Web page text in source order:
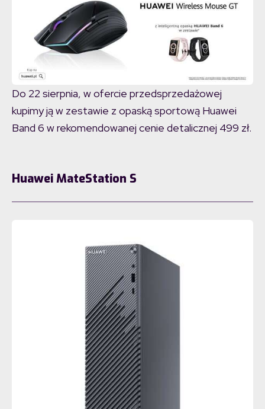
Do 22 sierpnia, w ofercie przedsprzedażowej
kupimy ją w zestawie z opaską sportową Huawei
Band 6 w rekomendowanej cenie detalicznej 499 zł.
Huawei MateStation S